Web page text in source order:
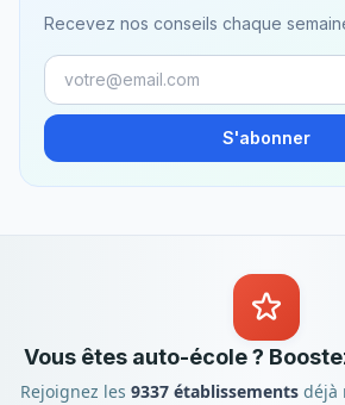
Recevez nos conseils chaque
S'abonner
Vous êtes auto-école ?
Rejoignez les 9337 établissementsdéjà